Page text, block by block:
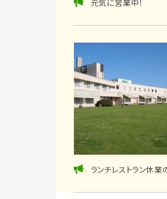
ランチレストラン休業